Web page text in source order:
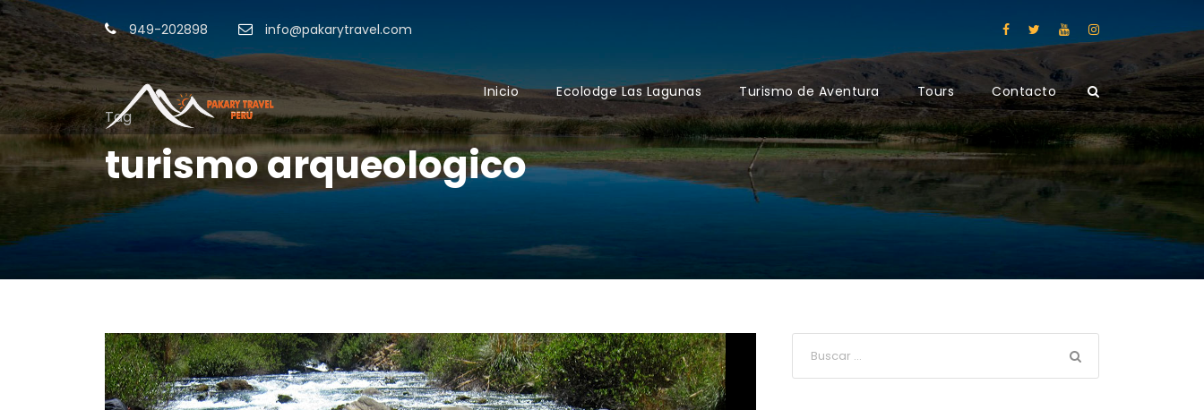
949-202898 info@pakarytravel.com
Inicio Ecolodge Las Lagunas Turismo de Aventura Tours Contacto
Tag
turismo arqueologico